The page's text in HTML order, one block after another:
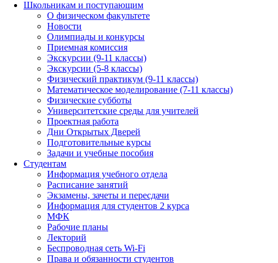
Школьникам и поступающим
О физическом факультете
Новости
Олимпиады и конкурсы
Приемная комиссия
Экскурсии (9-11 классы)
Экскурсии (5-8 классы)
Физический практикум (9-11 классы)
Математическое моделирование (7-11 классы)
Физические субботы
Университетские среды для учителей
Проектная работа
Дни Открытых Дверей
Подготовительные курсы
Задачи и учебные пособия
Студентам
Информация учебного отдела
Расписание занятий
Экзамены, зачеты и пересдачи
Информация для студентов 2 курса
МФК
Рабочие планы
Лекторий
Беспроводная сеть Wi-Fi
Права и обязанности студентов